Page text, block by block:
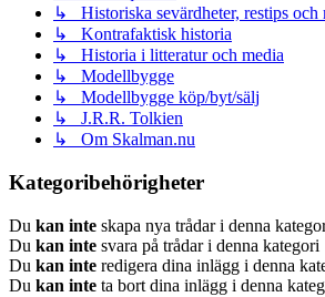
↳ Historiska sevärdheter, restips och
↳ Kontrafaktisk historia
↳ Historia i litteratur och media
↳ Modellbygge
↳ Modellbygge köp/byt/sälj
↳ J.R.R. Tolkien
↳ Om Skalman.nu
Kategoribehörigheter
Du kan inte skapa nya trådar i denna
Du kan inte svara på trådar i denna kategori
Du kan inte redigera dina inlägg i denna
Du kan inte ta bort dina inlägg i denna